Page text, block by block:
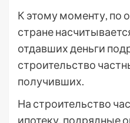
К этому моменту, по
стране
отдавших деньги
строительство
получивших.
На строительство
ипотеку, подрядные